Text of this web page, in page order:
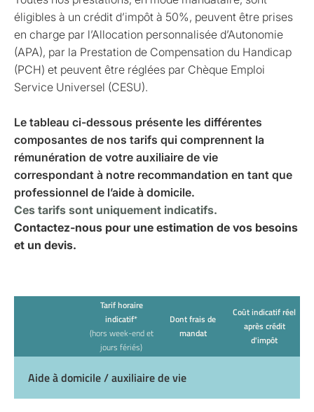
éligibles à un crédit d’impôt à 50%, peuvent être prises
en charge par l’Allocation personnalisée d’Autonomie
(APA), par la Prestation de Compensation du Handicap
(PCH) et peuvent être réglées par Chèque Emploi
Service Universel (CESU).
Le tableau ci-dessous présente les différentes
composantes de nos tarifs qui comprennent la
rémunération de votre auxiliaire de vie
correspondant à notre recommandation en tant que
professionnel de l’aide à domicile.
Ces tarifs sont uniquement indicatifs.
Contactez-nous pour une estimation de vos besoins
et un devis.
Tarif horaire
indicatif*
(hors week-end et
jours fériés)
Dont frais de
mandat
Coût indicatif réel
après crédit
d'impôt
Aide à domicile / auxiliaire de vie